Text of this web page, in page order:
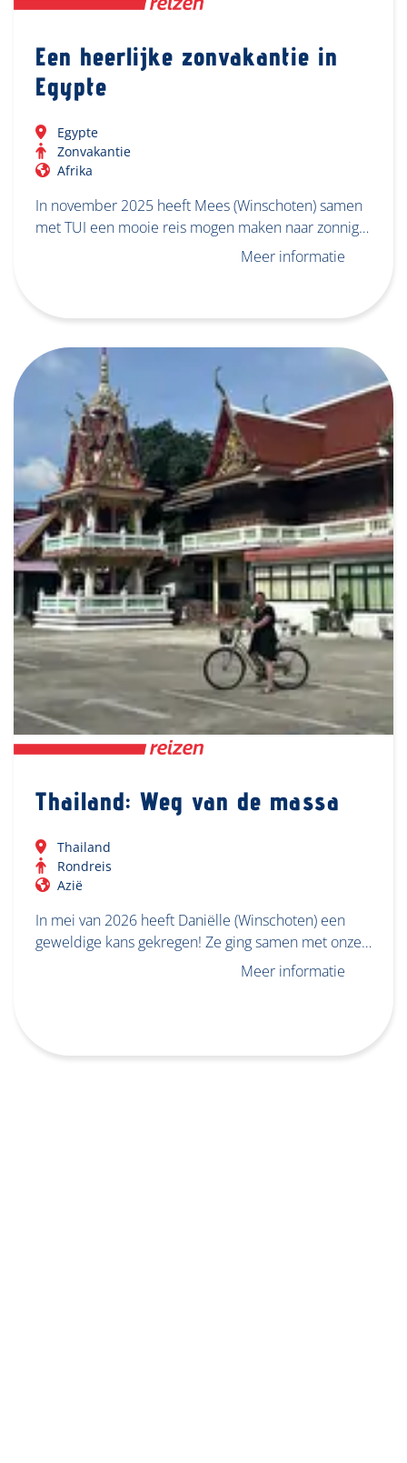
Een heerlijke zonvakantie in
Egypte
Egypte
Zonvakantie
Afrika
In november 2025 heeft Mees (Winschoten) samen
met TUI een mooie reis mogen maken naar zonnig…
Meer informatie
Thailand: Weg van de massa
Thailand
Rondreis
Azië
In mei van 2026 heeft Daniëlle (Winschoten) een
geweldige kans gekregen! Ze ging samen met onze…
Meer informatie